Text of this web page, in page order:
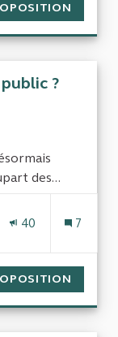
?
des...
40 7